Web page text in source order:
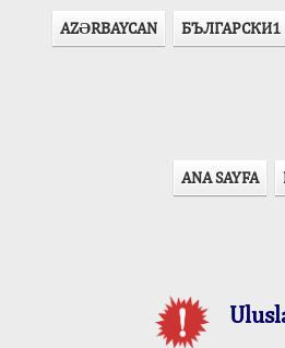
AZӘRBAYCAN БЪЛГАРСКИ1
ANA SAYFA